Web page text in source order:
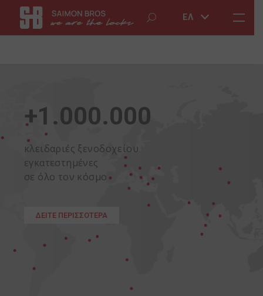
ΕΛ
+1.000.000
κλειδαριές ξενοδοχε ίου
εγκατεστημένες
σε όλο τον κόσμο